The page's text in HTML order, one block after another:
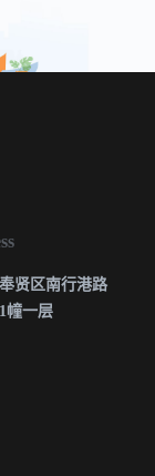
贤区南行港路
幢一层